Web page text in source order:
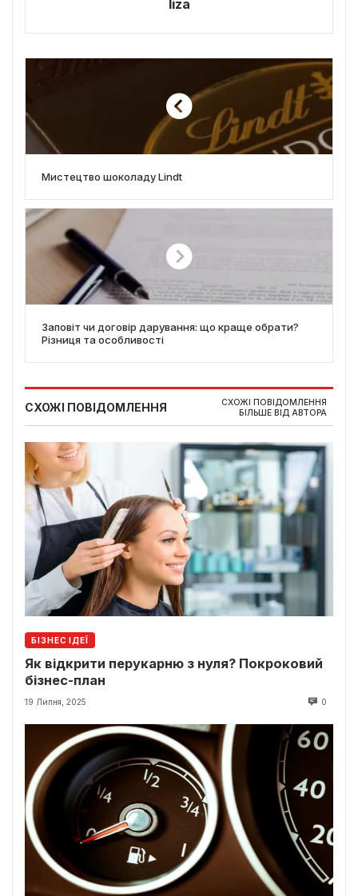
liza
Мистецтво шоколаду Lindt
Заповіт чи договір дарування: що краще обрати?
Різниця та особливості
СХОЖІ ПОВІДОМЛЕННЯ
СХОЖІ ПОВІДОМЛЕННЯ
БІЛЬШЕ ВІД АВТОРА
БІЗНЕС ІДЕЇ
Як відкрити перукарню з нуля? Покроковий
бізнес-план
19 Липня, 2025 0